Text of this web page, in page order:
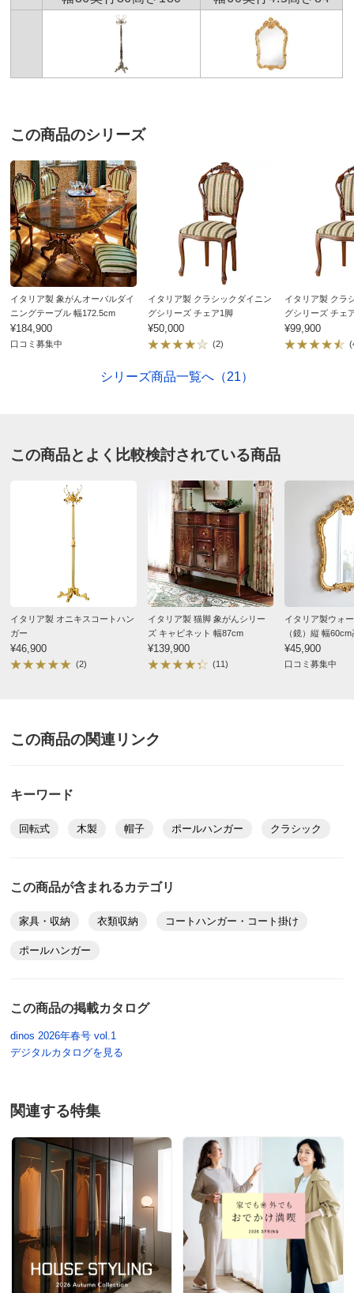
この商品のシリーズ
イタリア製 象がんオーバルダイ
ニングテーブル 幅172.5cm
¥184,900
口コミ募集中
イタリア製 クラシックダイニン
グシリーズ チェア1脚
¥50,000
(2)
イタリア製 クラ
グシリーズ チェ
¥99,900
シリーズ商品一覧へ（21）
この商品とよく比較検討されている商品
イタリア製 オニキスコートハン
ガー
¥46,900
(2)
イタリア製 猫脚 象がんシリー
ズ キャビネット 幅87cm
¥139,900
(11)
イタリア製ウォ
（鏡）縦 幅
¥45,900
口コミ募集中
この商品の関連リンク
キーワード
回転式 木製 帽子 ポールハンガー クラシック
この商品が含まれるカテゴリ
家具・収納 衣類収納 コートハンガー・コート掛け
ポールハンガー
この商品の掲載カタログ
dinos 2026年春号 vol.1
デジタルカタログを見る
関連する特集